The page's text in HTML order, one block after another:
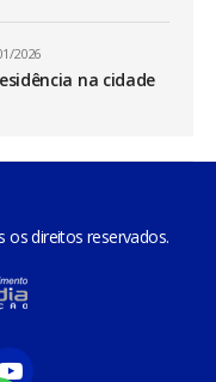
2026
na cidade
os direitos reservados.